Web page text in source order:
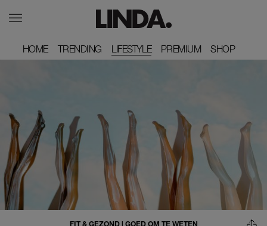
HOME
HOME TRENDING
TRENDING LIFESTYLE PREMIUM
PREMIUM SHOP
SHOP
FIT & GEZOND| GOED OM TE WETEN